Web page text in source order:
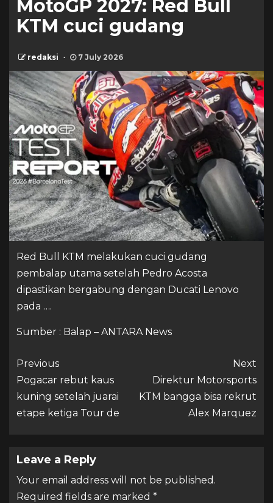
MotoGP 2027: Red Bull
KTM cuci gudang
redaksi 7 July 2026
Red Bull KTM melakukan cuci gudang
pembalap utama setelah Pedro Acosta
dipastikan bergabung dengan Ducati Lenovo
pada ….
Sumber : Balap – ANTARA News
Previous
Pogacar rebut kaus
kuning setelah juarai
etape ketiga Tour de
Next
Direktur Motorsports
KTM bangga bisa rekrut
Alex Marquez
Leave a Reply
Your email address will not be published.
Required fields are marked *